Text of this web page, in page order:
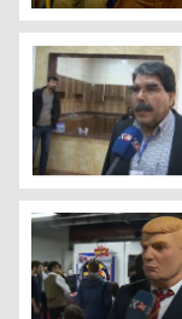
Lîstika Kose
Salih Muslim: